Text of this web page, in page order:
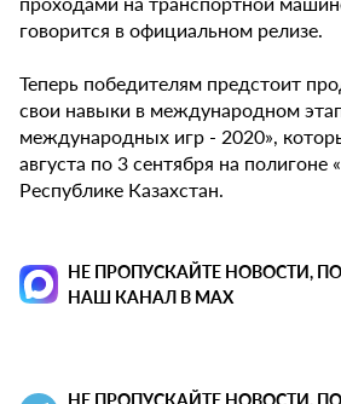
говорится в официальном релизе.
Теперь победителям предстоит
свои навыки в международном
международных игр - 2020»,
августа по 3 сентября на полигоне
Республике Казахстан.
НЕ ПРОПУСКАЙТЕ НОВОСТИ,
НАШ КАНАЛ В MAX